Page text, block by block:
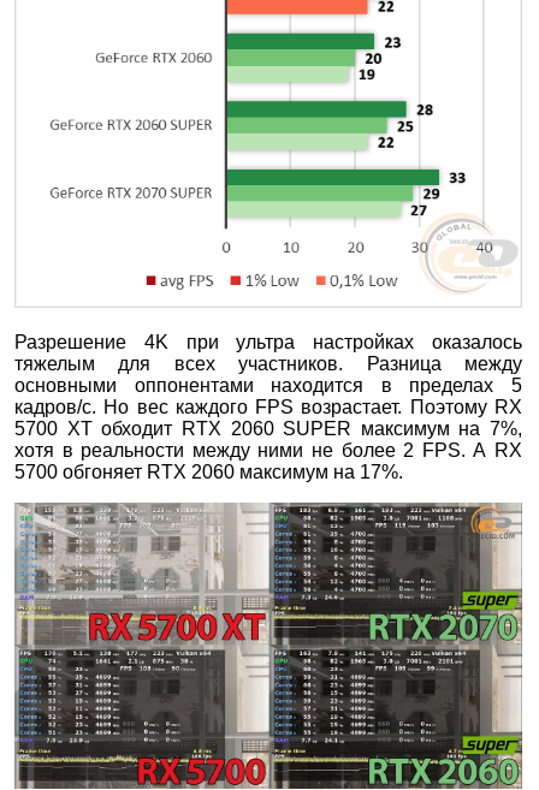
Разрешение 4K при ультра настройках оказалось
тяжелым для всех участников. Разница между
основными оппонентами находится в пределах 5
кадров/с. Но вес каждого FPS возрастает. Поэтому RX
5700 XT обходит RTX 2060 SUPER максимум на 7%,
хотя в реальности между ними не более 2 FPS. А RX
5700 обгоняет RTX 2060 максимум на 17%.